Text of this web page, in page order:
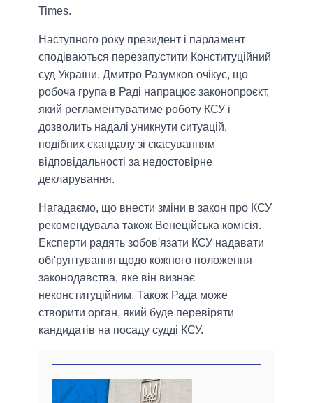
Times.
Наступного року президент і парламент
сподіваються перезапустити Конституційний
суд України. Дмитро Разумков очікує, що
робоча група в Раді напрацює законопроєкт,
який регламентуватиме роботу КСУ і
дозволить надалі уникнути ситуацій,
подібних скандалу зі скасуванням
відповідальності за недостовірне
декларування.
Нагадаємо, що внести зміни в закон про КСУ
рекомендувала також Венеційська комісія.
Експерти радять зобов'язати КСУ надавати
обґрунтування щодо кожного положення
законодавства, яке він визнає
неконституційним. Також Рада може
створити орган, який буде перевіряти
кандидатів на посаду судді КСУ.